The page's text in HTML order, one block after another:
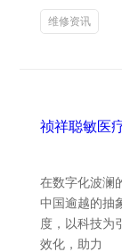
维修资讯
祯祥聪敏医
在数字化波澜
中国逾越的抽
度，以科技为
效化，助力